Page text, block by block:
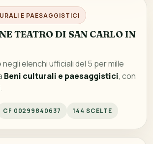
E PAESAGGISTICI
TEATRO DI SAN CARLO IN
elenchi ufficiali del 5 per mille
Beni culturali e paesaggistici, con
.
CF 00299840637 144 SCELTE